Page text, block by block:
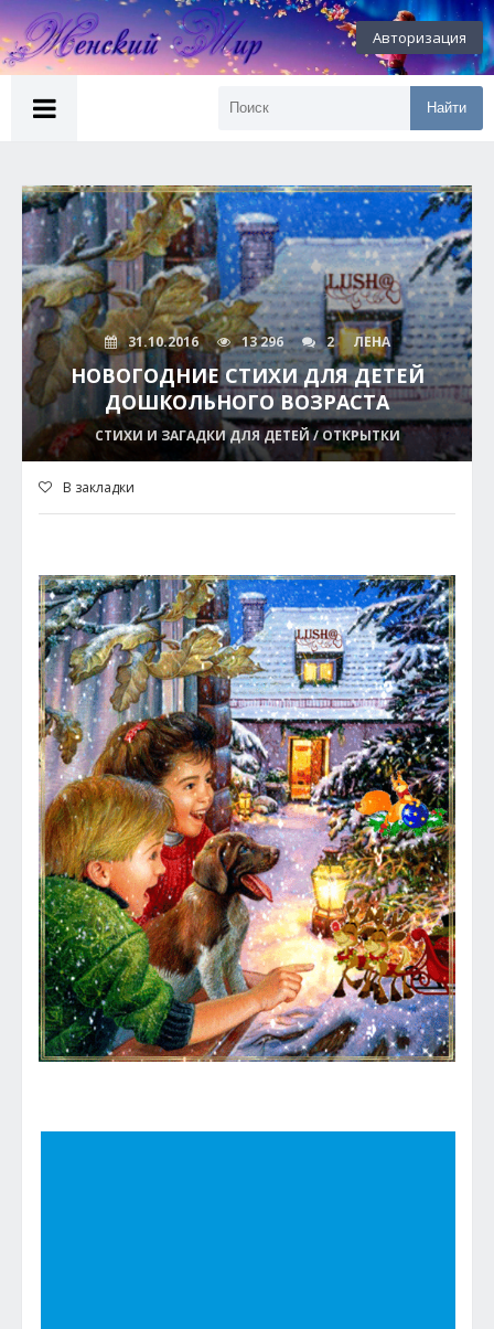
Авторизация
Найти
31.10.2016 13 296 2 ЛЕНА
НОВОГОДНИЕ СТИХИ ДЛЯ ДЕТЕЙ
ДОШКОЛЬНОГО ВОЗРАСТА
СТИХИ И ЗАГАДКИ ДЛЯ ДЕТЕЙ / ОТКРЫТКИ
В закладки